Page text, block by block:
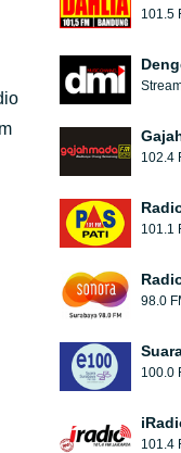
101.5
102.4
101.1
98.0
100.0
101.4